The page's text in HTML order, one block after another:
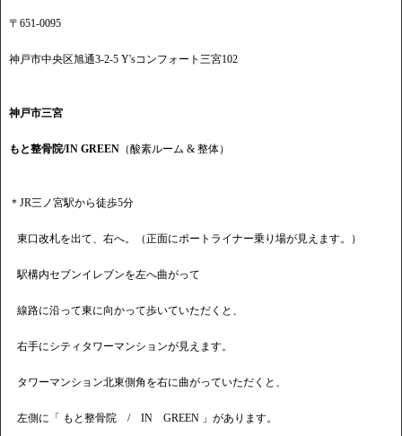
〒651-0095
神戸市中央区旭通3-2-5 Y'sコンフォート三宮102
神戸市三宮
もと整骨院/IN GREEN （酸素ルーム & 整体）
＊JR三ノ宮駅から徒歩5分
東口改札を出て、右へ。（正面にポートライナー乗り場が見えます。）
駅構内セブンイレブンを左へ曲がって
線路に沿って東に向かって歩いていただくと、
右手にシティタワーマンションが見えます。
タワーマンション北東側角を右に曲がっていただくと、
左側に「 もと整骨院 / IN GREEN 」があります。